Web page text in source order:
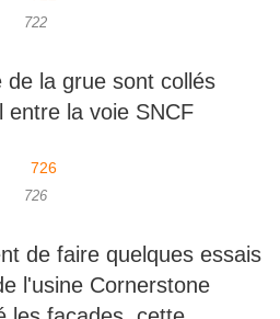
722
de la grue sont collés
entre la voie SNCF
726
de faire quelques essais
l'usine Cornerstone